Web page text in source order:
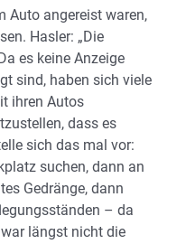
Auto angereist waren,
Hasler: „Die
es keine Anzeige
sind, haben sich viele
ihren Autos
dass es
sich das mal vor:
suchen, dann an
Gedränge, dann
– da
längst nicht die